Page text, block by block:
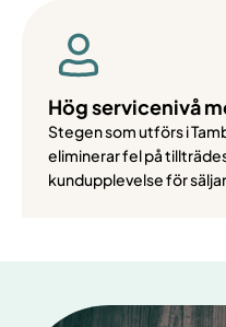
Hög servicenivå
Stegen som utförs i
eliminerar fel på
kundupplevelse för